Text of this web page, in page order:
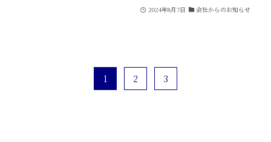
2024年8月7日 会社からのお知らせ
1 2 3